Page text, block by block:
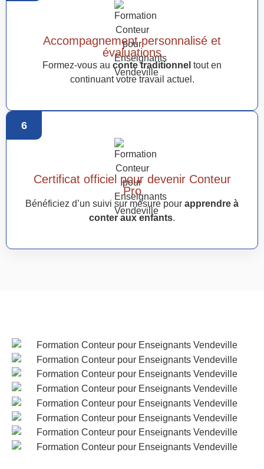
Accompagnement personnalisé et
évaluations
Formez-vous au conte traditionnel tout en
continuant votre travail actuel.
6
Certificat officiel pour devenir Conteur
Pro
Bénéficiez d’un suivi sur mesure pour apprendre à
conter aux enfants.